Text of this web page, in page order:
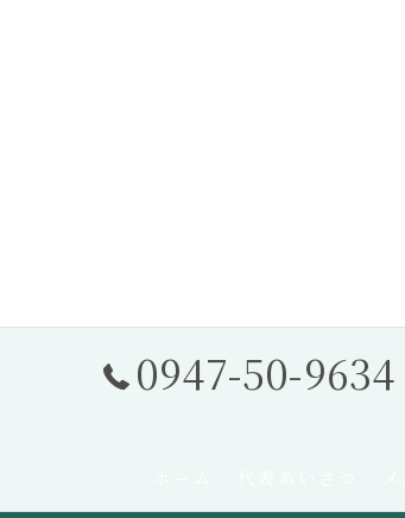
0947-50-9634